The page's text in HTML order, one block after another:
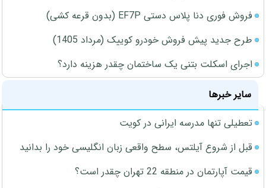
فروش فوری دنا پلاس دستی EF7P (بدون قرعه کشی)
طرح جدید پیش فروش خودرو کوییک (مرداد 1405)
اجرای اسکلت بتنی یک ساختمان چقدر هزینه دارد؟
سایر خبرها
تعطیلی تنها مدرسه ایرانی در کویت
قبل از شروع آیلتس، سطح واقعی زبان انگلیسی خود را بدانید
قیمت آپارتمان در منطقه 22 تهران چقدر است؟